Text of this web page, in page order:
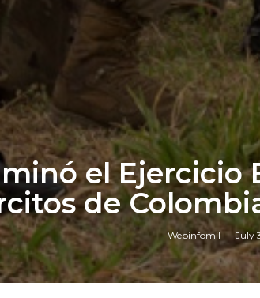
el Ejercicio
de
Webinfomil July